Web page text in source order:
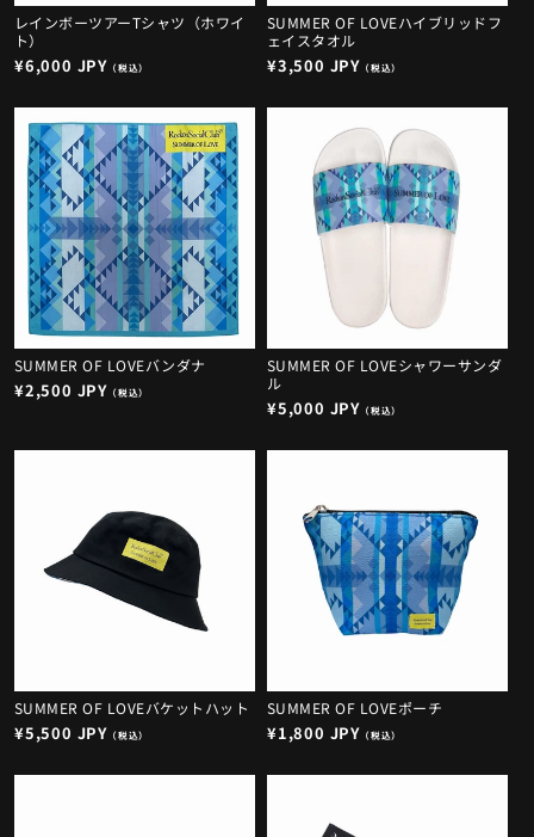
レインボーツアーTシャツ（ホワイ
ト）
通
価
格
¥6,000 JPY （税込）
SUMMER OF LOVEハイブリッドフ
ェイスタオル
通
価
¥3,500 JPY （税込）
SUMMER OF LOVEバンダナ
通
¥2,500 JPY （税込）
SUMMER OF LOVEシャワーサンダ
ル
通
価
¥5,000 JPY （税込）
SUMMER OF LOVEバケットハット
通
価
¥5,500 JPY （税込）
SUMMER OF LOVEポーチ
通
価
¥1,800 JPY （税込）